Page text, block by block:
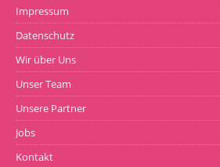
Impressum
Datenschutz
Wir über Uns
Unser Team
Unsere Partner
Jobs
Kontakt